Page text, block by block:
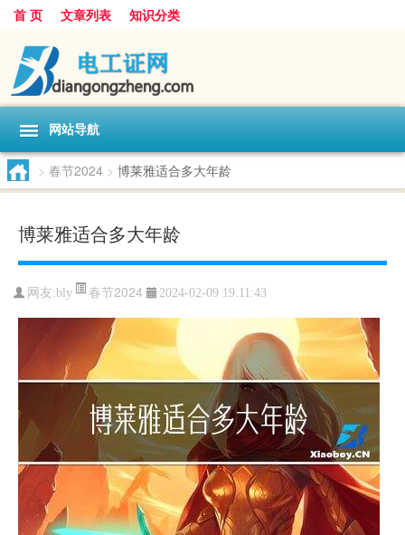
首 页 文章列表 知识分类
网站导航
> 春节2024 > 博莱雅适合多大年龄
博莱雅适合多大年龄
网友:bly 春节2024 2024-02-09 19:11:43